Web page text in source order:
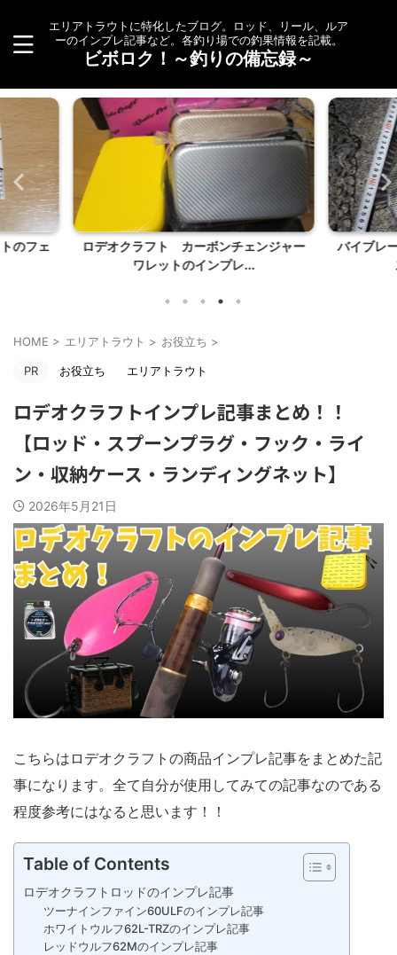
エリアトラウトに特化したブログ。ロッド、リール、ルア
ーのインプレ記事など。各釣り場での釣果情報を記載。
ビボロク！～釣りの備忘録～
ジャー
バイブレーション（バリッド）でシーバ
ス狙いin旧江戸川...
高いエレ
HOME > エリアトラウト > お役立ち >
PR お役立ち エリアトラウト
ロデオクラフトインプレ記事まとめ！！
【ロッド・スプーンプラグ・フック・ライ
ン・収納ケース・ランディングネット】
2026年5月21日
こちらはロデオクラフトの商品インプレ記事をまとめた記
事になります。全て自分が使用してみての記事なのである
程度参考にはなると思います！！
Table of Contents
ロデオクラフトロッドのインプレ記事
ツーナインファイン60ULFのインプレ記事
ホワイトウルフ62L-TRZのインプレ記事
レッドウルフ62Mのインプレ記事